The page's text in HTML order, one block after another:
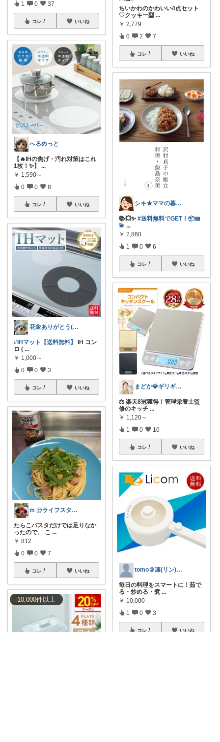
10,000件以上
1 0 37
コレ いいね
へるめっと
【🔥IHの焦げ・汚れ対策はこれ
1枚！✨】 ...
￥ 1,590～
0 0 8
コレ いいね
花🌼ありがとう(*･ω･)*_ _)ﾍ
#IHマット【送料無料】
IH コン
ロ ( ...
￥ 1,000～
0 0 3
コレ いいね
m @ライフスタイル×ビューティー
たらこパスタだけでは足りなか
ったので、 こ ...
￥ 812
0 0 7
コレ いいね
ちいかわのかわいい4点セット
♡クッキー型 ...
￥ 2,779
0 2 7
コレ いいね
シキ★ママの暮らし、キッズ
📚💥✨ #送料無料でGET！📦📖
💫 ...
￥ 2,860
1 0 6
コレ いいね
まどか💎ギリギリアラサーOL
⚖️ 楽天8冠獲得！管理栄養士監
修のキッチ ...
￥ 1,120～
1 0 10
コレ いいね
tomo＠凛(リン)｜LIFESTYLE
毎日の料理をスマートに！茹で
る・炒める・煮 ...
￥ 10,000
1 0 3
コレ いいね